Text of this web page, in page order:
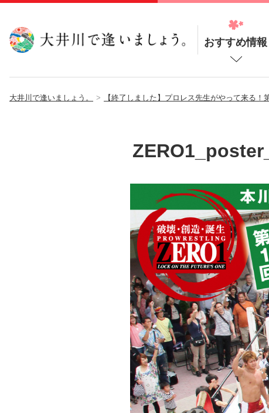
おすすめ情報
大井川で逢いましょう。 【終了しました】プロレス先生がやって来る！